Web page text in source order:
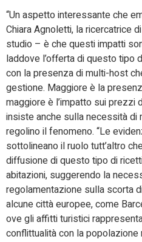
“Un aspetto interessante che
Chiara Agnoletti, la ricercatrice
studio – è che questi impatti
laddove l’offerta di questo tipo
con la presenza di multi-host
gestione. Maggiore è la
maggiore è l’impatto sui prezzi
insiste anche sulla necessità di
regolino il fenomeno. “Le
sottolineano il ruolo tutt’altro
diffusione di questo tipo di
abitazioni, suggerendo la
regolamentazione sulla scorta
alcune città europee, come
ove gli affitti turistici
conflittualità con la popolazione